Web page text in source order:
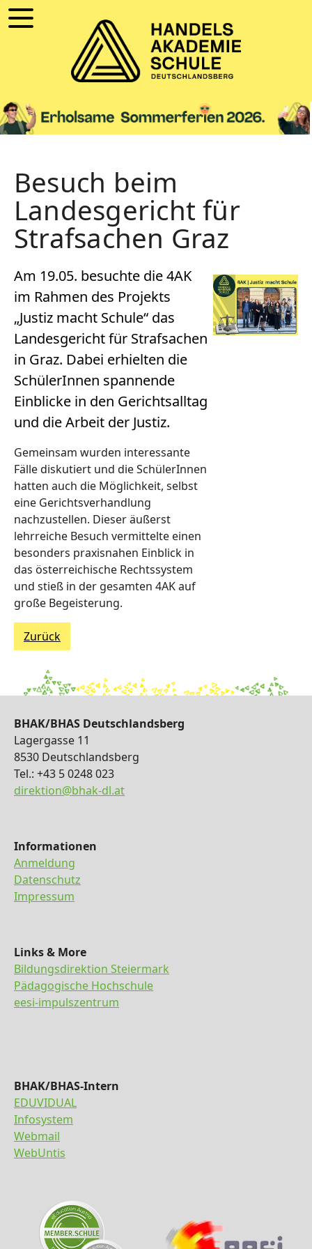
Besuch beim
Landesgericht für
Strafsachen Graz
Am 19.05. besuchte die 4AK
im Rahmen des Projekts
„Justiz macht Schule“ das
Landesgericht für Strafsachen
in Graz. Dabei erhielten die
SchülerInnen spannende
Einblicke in den Gerichtsalltag
und die Arbeit der Justiz.
Gemeinsam wurden interessante
Fälle diskutiert und die SchülerInnen
hatten auch die Möglichkeit, selbst
eine Gerichtsverhandlung
nachzustellen. Dieser äußerst
lehrreiche Besuch vermittelte einen
besonders praxisnahen Einblick in
das österreichische Rechtssystem
und stieß in der gesamten 4AK auf
große Begeisterung.
Zurück
BHAK/BHAS Deutschlandsberg
Lagergasse 11
8530 Deutschlandsberg
Tel.: +43 5 0248 023
direktion@bhak-dl.at
Informationen
Anmeldung
Datenschutz
Impressum
Links & More
Bildungsdirektion Steiermark
Pädagogische Hochschule
eesi-impulszentrum
BHAK/BHAS-Intern
EDUVIDUAL
Infosystem
Webmail
WebUntis